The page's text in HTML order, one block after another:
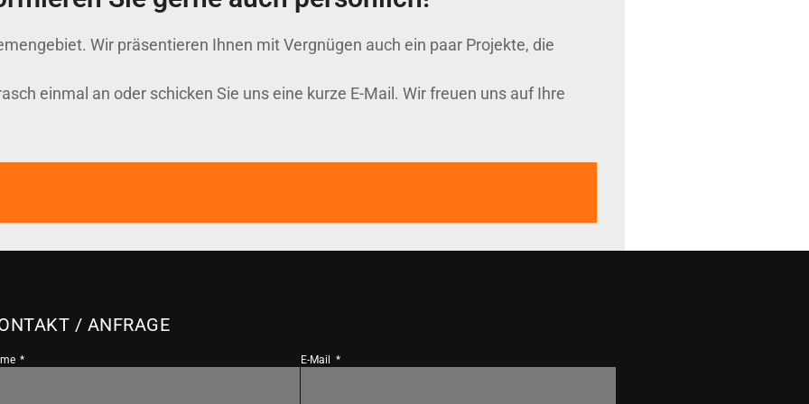
Wir präsentieren Ihnen mit Vergnügen auch ein paar Projekte, die
einmal an oder schicken Sie uns eine kurze E-Mail. Wir freuen uns auf Ihre
/ ANFRAGE
E-Mail